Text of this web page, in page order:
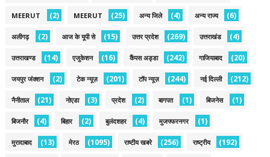
MEERUT (2) MEERUT (25) अन्य जिले (4) अन्य राज्य (6)
अलीगढ़ (2) आज के यूपी से (15) उत्तर प्रदेश (269) उत्तराखंड (4)
उत्तराखण्ड (14) एजुकेशन (16) कैंपस अड्डा (242) गाजियाबाद (20)
जयपुर जंक्शन (2) टेक न्यूज़ (201) टॉप न्यूज़ (244) नई द‍िल्ली (212)
नैनीताल (21) नोएडा (3) प्रदेश (2) बागपत (1) बिजनेस (1)
बिजनौर (4) बिहार (2) बुलंदशहर (4) मुजफ्फरनगर (1)
मुरादाबाद (13) मेरठ (1095) राष्टीय खबरे (256) राष्ट्रीय (192)